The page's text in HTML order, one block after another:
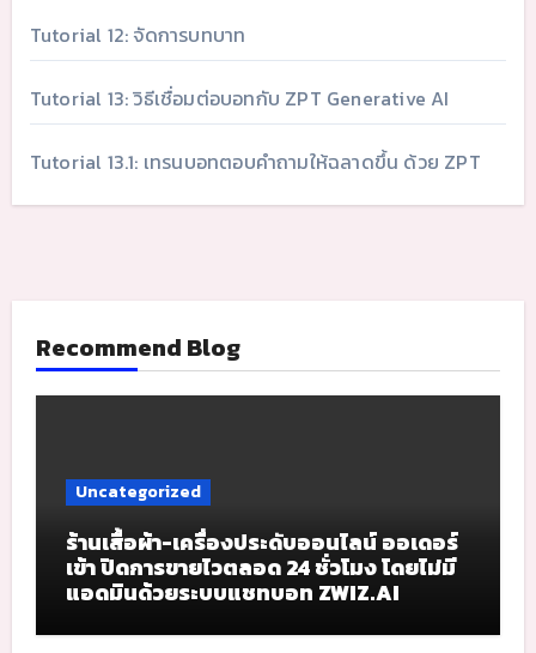
Tutorial 12: จัดการบทบาท
Tutorial 13: วิธีเชื่อมต่อบอทกับ ZPT Generative AI
Tutorial 13.1: เทรนบอทตอบคำถามให้ฉลาดขึ้น ด้วย ZPT
Recommend Blog
Uncategorized
ร้านเสื้อผ้า-เครื่องประดับออนไลน์ ออเดอร์
เข้า ปิดการขายไวตลอด 24 ชั่วโมง โดยไม่มี
แอดมินด้วยระบบแชทบอท ZWIZ.AI